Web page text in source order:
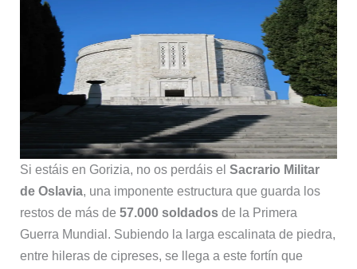
Si estáis en Gorizia, no os perdáis el Sacrario Militar
de Oslavia, una imponente estructura que guarda los
restos de más de 57.000 soldadosde la Primera
Guerra Mundial. Subiendo la larga escalinata de piedra,
entre hileras de cipreses, se llega a este fortín que